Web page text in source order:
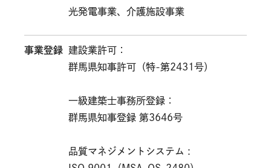
光発電事業、介護施設事業
事業登録 建設業許可：
群馬県知事許可（特-第2431号）
一級建築士事務所登録：
群馬県知事登録 第3646号
品質マネジメントシステム :